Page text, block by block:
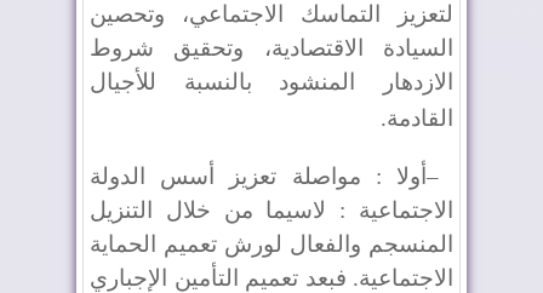
لتعزيز التماسك الاجتماعي، وتحصين
السيادة الاقتصادية، وتحقيق شروط
الازدهار المنشود بالنسبة للأجيال
القادمة.
– أولا : مواصلة تعزيز أسس الدولة
الاجتماعية : لاسيما من خلال التنزيل
المنسجم والفعال لورش تعميم الحماية
الاجتماعية. فبعد تعميم التأمين الإجباري